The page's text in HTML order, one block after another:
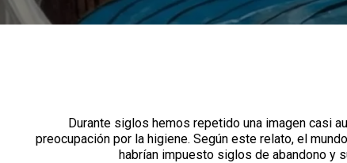
Durante siglos hemos repetido una imagen casi
preocupación por la higiene. Según este relato, el
habrían impuesto siglos de abandono y